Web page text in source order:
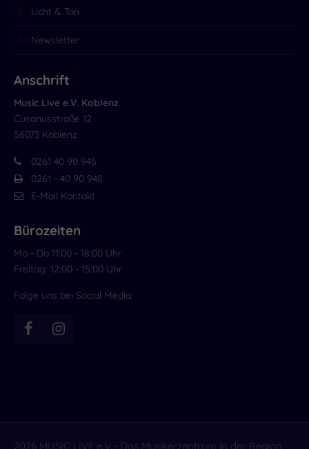
Licht & Ton
Newsletter
Anschrift
Music Live e.V. Koblenz
Cusanusstraße 12
56073 Koblenz
0261 40 90 946
0261 - 40 90 948
E-Mail Kontakt
Bürozeiten
Mo - Do 11:00 - 18:00 Uhr
Freitag: 12:00 - 15:00 Uhr
Folge uns bei Social Media
2026 MUSIC LIVE e.V.- Das Musikerzentrum in der Region